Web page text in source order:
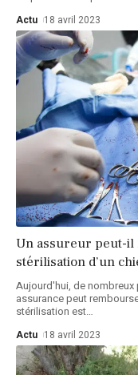
Actu 18 avril 2023
Un assureur peut-
stérilisation d’un
Aujourd'hui, de
assurance peut
stérilisation est…
Actu 18 avril 2023